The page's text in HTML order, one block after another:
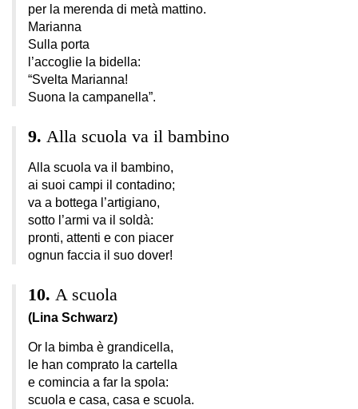
per la merenda di metà mattino.
Marianna
Sulla porta
l’accoglie la bidella:
“Svelta Marianna!
Suona la campanella”.
Alla scuola va il bambino
Alla scuola va il bambino,
ai suoi campi il contadino;
va a bottega l’artigiano,
sotto l’armi va il soldà:
pronti, attenti e con piacer
ognun faccia il suo dover!
A scuola
(Lina Schwarz)
Or la bimba è grandicella,
le han comprato la cartella
e comincia a far la spola:
scuola e casa, casa e scuola.